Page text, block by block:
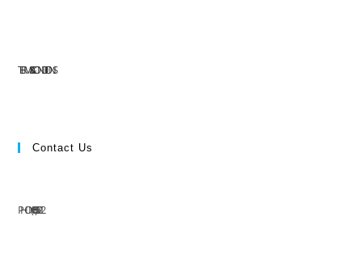
TERMS & CONDITIONS
Contact Us
PHONE: (+63) 555 1212